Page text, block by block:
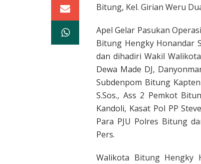
Bitung, Kel. Girian Weru
Apel Gelar Pasukan
Bitung Hengky Honandar
dan dihadiri Wakil
Dewa Made DJ,
Subdenpom Bitung
S.Sos., Ass 2 Pemkot
Kandoli, Kasat Pol PP
Para PJU Polres Bitung
Pers.
Walikota Bitung Hengky